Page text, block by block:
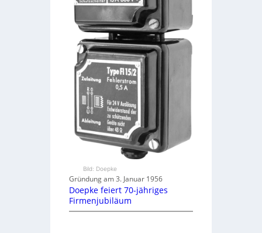
Bild: Doepke
Gründung am 3. Januar 1956
Doepke feiert 70-jähriges
Firmenjubiläum